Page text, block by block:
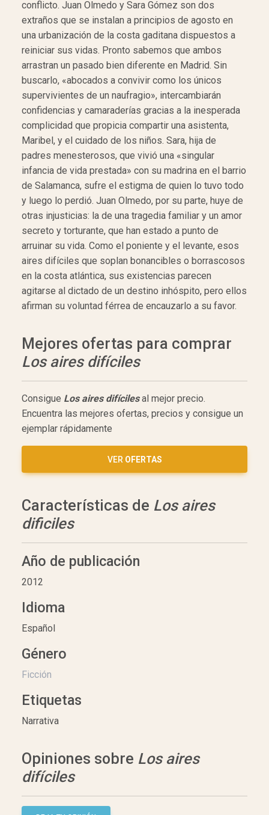
conflicto. Juan Olmedo y Sara Gómez son dos
extraños que se instalan a principios de agosto en
una urbanización de la costa gaditana dispuestos a
reiniciar sus vidas. Pronto sabemos que ambos
arrastran un pasado bien diferente en Madrid. Sin
buscarlo, «abocados a convivir como los únicos
supervivientes de un naufragio», intercambiarán
confidencias y camaraderías gracias a la inesperada
complicidad que propicia compartir una asistenta,
Maribel, y el cuidado de los niños. Sara, hija de
padres menesterosos, que vivió una «singular
infancia de vida prestada» con su madrina en el barrio
de Salamanca, sufre el estigma de quien lo tuvo todo
y luego lo perdió. Juan Olmedo, por su parte, huye de
otras injusticias: la de una tragedia familiar y un amor
secreto y torturante, que han estado a punto de
arruinar su vida. Como el poniente y el levante, esos
aires difíciles que soplan bonancibles o borrascosos
en la costa atlántica, sus existencias parecen
agitarse al dictado de un destino inhóspito, pero ellos
afirman su voluntad férrea de encauzarlo a su favor.
Mejores ofertas para comprar
Los aires difíciles
Consigue Los aires difícilesal mejor precio.
Encuentra las mejores ofertas, precios y consigue un
ejemplar rápidamente
VER OFERTAS
Características de Los aires
dificiles
Año de publicación
2012
Idioma
Español
Género
Ficción
Etiquetas
Narrativa
Opiniones sobre Los aires
difíciles